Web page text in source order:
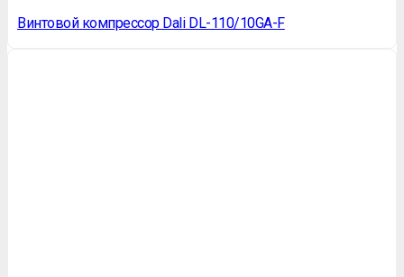
Винтовой компрессор Dali DL-110/10GA-F